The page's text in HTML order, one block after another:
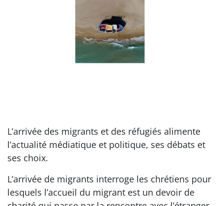
L’arrivée des migrants et des réfugiés alimente
l’actualité médiatique et politique, ses débats et
ses choix.
L’arrivée de migrants interroge les chrétiens pour
lesquels l’accueil du migrant est un devoir de